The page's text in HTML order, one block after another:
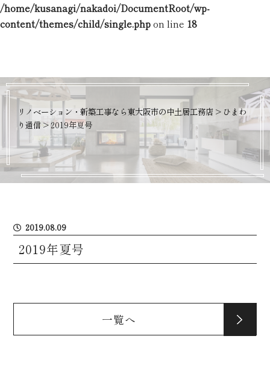
/home/kusanagi/nakadoi/DocumentRoot/wp-
content/themes/child/single.phpon line 18
リノベーション・新築工事なら東大阪市の中土居工務店 > ひまわ
り通信 >2019年夏号
2019.08.09
2019年夏号
一覧へ